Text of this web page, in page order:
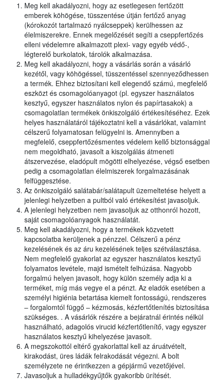
Meg kell akadályozni, hogy az esetlegesen fertőzött
emberek köhögése, tüsszentése útján fertőző anyag
(kórokozót tartalmazó nyálcseppek) kerülhessen az
élelmiszerekre. Ennek megelőzését segíti a cseppfertőzés
elleni védelemre alkalmazott plexi- vagy egyéb védő-,
légterelő burkolatok, tárolók alkalmazása.
Meg kell akadályozni, hogy a vásárlás során a vásárló
kezétől, vagy köhögéssel, tüsszentéssel szennyeződhessen
a termék. Ehhez biztosítani kell elegendő számú, megfelelő
eszközt és csomagolóanyagot (pl. egyszer használatos
kesztyű, egyszer használatos nylon és papírtasakok) a
csomagolatlan termékek önkiszolgáló értékesítéséhez. Ezek
helyes használatáról tájékoztatni kell a vásárlókat, valamint
célszerű folyamatosan felügyelni is. Amennyiben a
megfelelő, cseppfertőzésmentes védelem kellő biztonsággal
nem megoldható, javasolt a kiszolgálás átmeneti
átszervezése, eladópult mögötti elhelyezése, végső esetben
pedig a csomagolatlan élelmiszerek forgalmazásának
felfüggesztése.
Az önkiszolgáló salátabár/salátapult üzemeltetése helyett a
jelenlegi helyzetben a pultból való értékesítést javasoljuk.
A jelenlegi helyzetben nem javasoljuk az otthonról hozott,
saját csomagolóanyagok használatát.
Meg kell akadályozni, hogy a termékek közvetett
kapcsolatba kerüljenek a pénzzel. Célszerű a pénz
kezelésének és az áru kezelésének teljes szétválasztása.
Nem megfelelő gyakorlat az egyszer használatos kesztyű
folyamatos levétele, majd ismételt felhúzása. Nagyobb
forgalmú helyen javasolt, hogy külön személy adja ki a
terméket, míg más vegye el a pénzt. Az eladók esetében a
személyi higiénia betartása kiemelt fontosságú, rendszeres
– forgalomtól függő – kézmosás, kézfertőtlenítés biztosítása
szükséges. . A vásárlók részére a bejáratnál érintés nélkül
használható, adagolós virucid kézfertőtlenítő, vagy egyszer
használatos kesztyű kihelyezése javasolt.
A megszokottól eltérő gyakorlattal kell az áruátvételt,
kirakodást, üres ládák felrakodását végezni. A bolt
személyzete ne érintkezzen a gépjármű vezetőjével.
Javasoljuk a hulladékgyűjtők gyakoribb ürítését.